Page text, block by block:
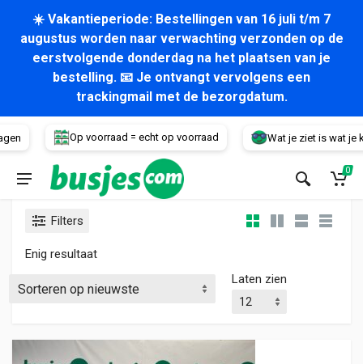
☀️ Vakantieperiode: Bestellingen van 16 juli t/m 7
augustus worden naar verwachting verzonden op de
eerstvolgende donderdag na het plaatsen van je
bestelling. 📧 Je ontvangt vervolgens een
trackingmail met de bezorgdatum.
Op voorraad = echt op voorraad Wat je ziet is wat je
Voertuig
0
Filters
Enig resultaat
Laten zien